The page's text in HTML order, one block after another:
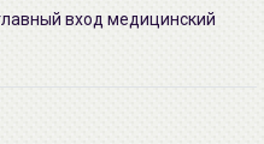
вход медицинский